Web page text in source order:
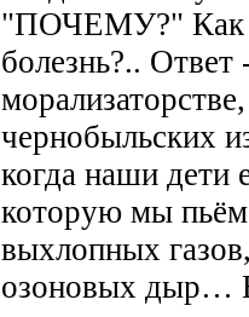
"ПОЧЕМУ?" Как
болезнь?..
чернобыльских
когда наши дети
которую мы пьём
выхлопных
озоновых дыр…